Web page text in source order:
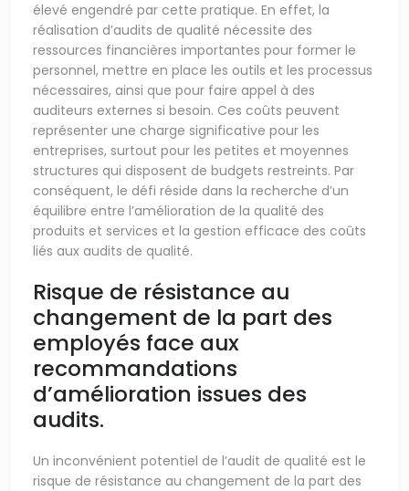
élevé engendré par cette pratique. En effet, la
réalisation d’audits de qualité nécessite des
ressources financières importantes pour former le
personnel, mettre en place les outils et les processus
nécessaires, ainsi que pour faire appel à des
auditeurs externes si besoin. Ces coûts peuvent
représenter une charge significative pour les
entreprises, surtout pour les petites et moyennes
structures qui disposent de budgets restreints. Par
conséquent, le défi réside dans la recherche d’un
équilibre entre l’amélioration de la qualité des
produits et services et la gestion efficace des coûts
liés aux audits de qualité.
Risque de résistance au
changement de la part des
employés face aux
recommandations
d’amélioration issues des
audits.
Un inconvénient potentiel de l’audit de qualité est le
risque de résistance au changement de la part des